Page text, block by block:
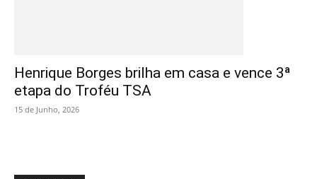
Henrique Borges brilha em casa e vence 3ª
etapa do Troféu TSA
15 de Junho, 2026